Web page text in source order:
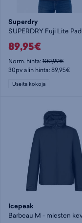
Superdry
89,95€
Norm. hinta:109,99€
30pv alin hinta: 89,95€
Useita kokoja
Icepeak